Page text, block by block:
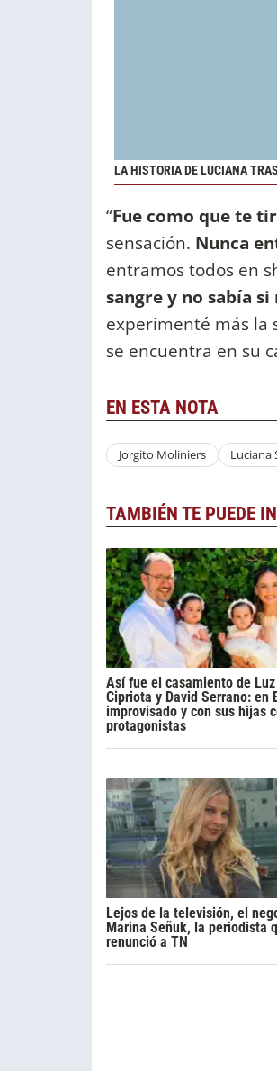
LA HISTORIA DE LUCIANA
“Fue como que te
sensación. Nunca
entramos todos en
sangre y no sabía
experimenté más la
se encuentra en su
EN ESTA NOTA
Jorgito Moliniers Luciana
TAMBIÉN TE PUEDE
Así fue el casamiento de Luz
Cipriota y David Serrano: en
improvisado y con sus hijas
protagonistas
Lejos de la televisión, el
Marina Señuk, la periodista
renunció a TN